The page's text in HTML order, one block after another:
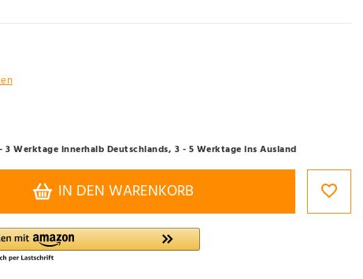
Werktage innerhalb Deutschlands, 3 - 5 Werktage ins Ausland
IN DEN WARENKORB